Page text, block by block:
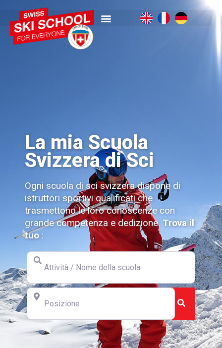
La mia Scuola
Svizzera di Sci
Ogni scuola di sci svizzera dispone di
istruttori sportivi qualificati che
trasmettono le loro conoscenze con
grande competenza e dedizione. Trova il
tuo:
Attività / Nome della scuola
Posizione
Cerca